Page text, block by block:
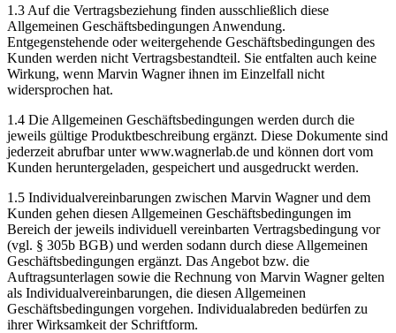
1.3 Auf die Vertragsbeziehung finden ausschließlich diese
Allgemeinen Geschäftsbedingungen Anwendung.
Entgegenstehende oder weitergehende Geschäftsbedingungen des
Kunden werden nicht Vertragsbestandteil. Sie entfalten auch keine
Wirkung, wenn Marvin Wagner ihnen im Einzelfall nicht
widersprochen hat.
1.4 Die Allgemeinen Geschäftsbedingungen werden durch die
jeweils gültige Produktbeschreibung ergänzt. Diese Dokumente sind
jederzeit abrufbar unter www.wagnerlab.de und können dort vom
Kunden heruntergeladen, gespeichert und ausgedruckt werden.
1.5 Individualvereinbarungen zwischen Marvin Wagner und dem
Kunden gehen diesen Allgemeinen Geschäftsbedingungen im
Bereich der jeweils individuell vereinbarten Vertragsbedingung vor
(vgl. § 305b BGB) und werden sodann durch diese Allgemeinen
Geschäftsbedingungen ergänzt. Das Angebot bzw. die
Auftragsunterlagen sowie die Rechnung von Marvin Wagner gelten
als Individualvereinbarungen, die diesen Allgemeinen
Geschäftsbedingungen vorgehen. Individualabreden bedürfen zu
ihrer Wirksamkeit der Schriftform.